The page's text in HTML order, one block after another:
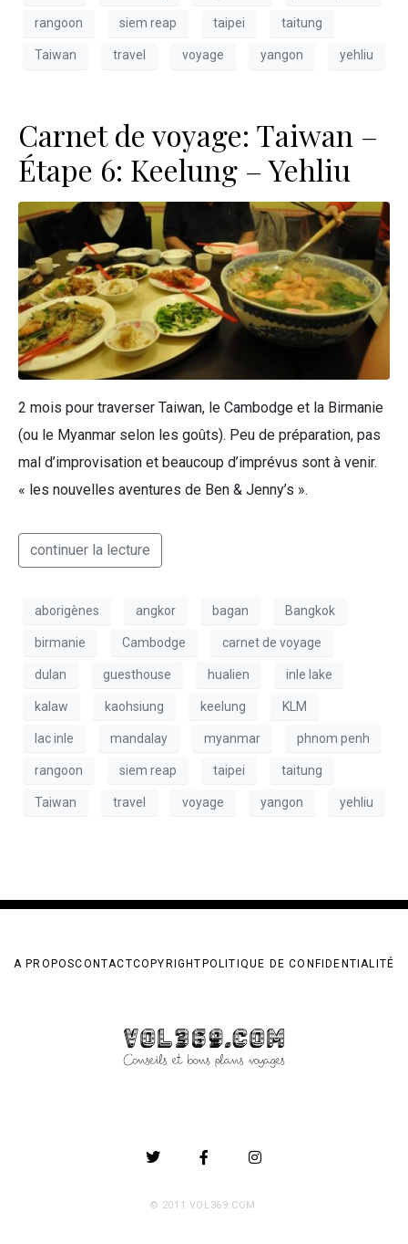
rangoon siem reap taipei taitung
Taiwan travel voyage yangon yehliu
Carnet de voyage: Taiwan –
Étape 6: Keelung – Yehliu
2 mois pour traverser Taiwan, le Cambodge et la Birmanie
(ou le Myanmar selon les goûts). Peu de préparation, pas
mal d’improvisation et beaucoup d’imprévus sont à venir.
« les nouvelles aventures de Ben & Jenny’s ».
continuer la lecture
aborigènes angkor bagan Bangkok
birmanie Cambodge carnet de voyage
dulan guesthouse hualien inle lake
kalaw kaohsiung keelung KLM
lac inle mandalay myanmar phnom penh
rangoon siem reap taipei taitung
Taiwan travel voyage yangon yehliu
A PROPOSCONTACTCOPYRIGHT POLITIQUE DE CONFIDENTIALITÉ
© 2011 VOL369.COM